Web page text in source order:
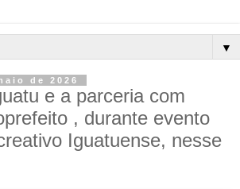
▼
de 2026
e a parceria com
, durante evento
Iguatuense, nesse